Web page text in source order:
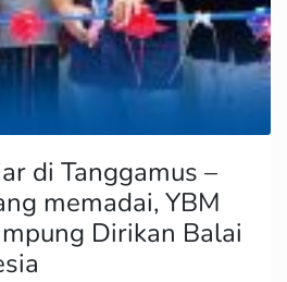
di Tanggamus –
memadai, YBM
Dirikan Balai